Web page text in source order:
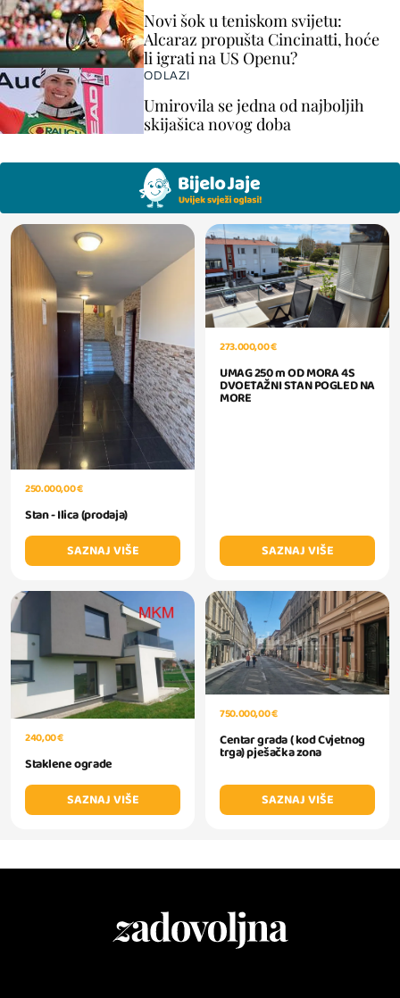
Novi šok u teniskom svijetu:
Alcaraz propušta Cincinatti, hoće
li igrati na US Openu?
ODLAZI
Umirovila se jedna od najboljih
skijašica novog doba
250.000,00 €
Stan - Ilica (prodaja)
SAZNAJ VIŠE
273.000,00 €
UMAG 250 m OD MORA 4S
DVOETAŽNI STAN POGLED NA
MORE
SAZNAJ VIŠE
240,00 €
Staklene ograde
SAZNAJ VIŠE
750.000,00 €
Centar grada ( kod Cvjetnog
trga) pješačka zona
SAZNAJ VIŠE